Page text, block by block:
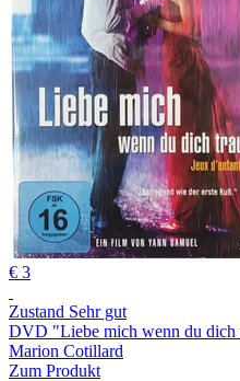
€ 3
Zustand Sehr gut
DVD "Liebe mich wenn du dich
Marion Cotillard
Zum Produkt